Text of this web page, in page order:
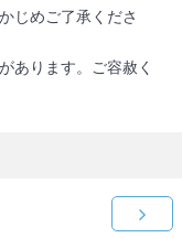
じめご了承くださ
あります。ご容赦く